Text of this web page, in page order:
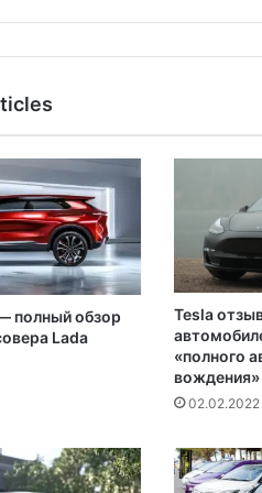
полный обзор
Lada
Tesla
«полного
вождения»
02.02.2022